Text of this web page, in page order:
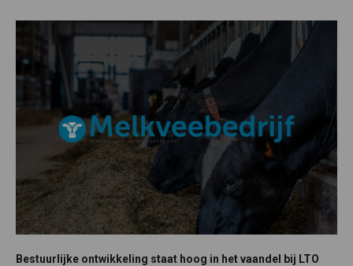
Bestuurlijke ontwikkeling staat hoog in het vaandel bij LTO